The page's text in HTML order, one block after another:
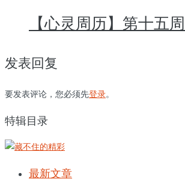
【心灵周历】第十五
发表回复
要发表评论，您必须先登录。
特辑目录
最新文章